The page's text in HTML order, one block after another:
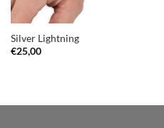
Silver Lightning
€25,00